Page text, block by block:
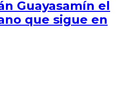
Guayasamín el
que sigue en